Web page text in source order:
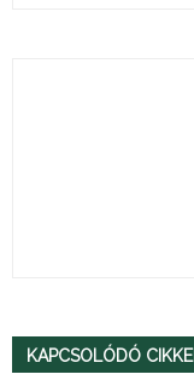
KAPCSOLÓDÓ